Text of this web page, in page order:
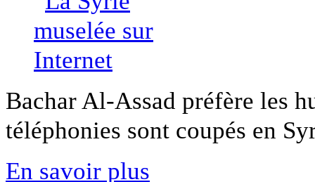
Bachar Al-Assad préfère les
téléphonies sont coupés en
En savoir plus